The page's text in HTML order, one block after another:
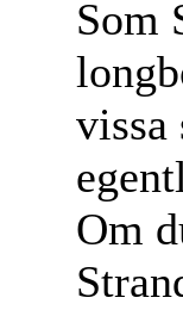
Som
vissa
Om